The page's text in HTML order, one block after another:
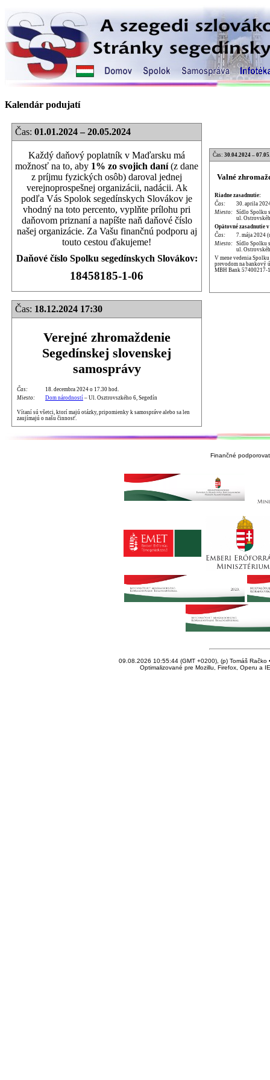
Kalendár podujatí
Čas: 01.01.2024 – 20.05.2024
Každý daňový poplatník v Maďarsku má
možnosť na to, aby 1% zo svojich daní(z dane
z príjmu fyzických osôb) daroval jednej
verejnoprospešnej organizácii, nadácii. Ak
podľa Vás Spolok segedínskych Slovákov je
vhodný na toto percento, vyplňte prílohu pri
daňovom priznaní a napíšte naň daňové číslo
našej organizácie. Za Vašu finančnú podporu aj
touto cestou ďakujeme!
Daňové číslo Spolku segedínskych Slovákov:
18458185-1-06
Čas: 30.04.2024 –
Valné
Riadne zasadnutie:
Čas:
30. aprila
Miesto: Sídlo Spolku
ul.
Opätovné zasadnutie
Čas:
7. mája 2024
Miesto: Sídlo Spolku
ul.
V mene vedenia
prevodom na bankový
MBH Bank 57400217-
Čas: 18.12.2024 17:30
Verejné zhromaždenie
Segedínskej slovenskej
samosprávy
Čas:
18. decembra 2024 o 17.30 hod.
Miesto:
Dom národností – Ul. Osztrovszkého 6, Segedín
Vítaní sú všetci, ktorí majú otázky, pripomienky k samospráve alebo sa len
zaujímajú o našu činnosť.
Finančné
09.08.2026 10:55:44 (GMT +0200), (p) Tomáš Račko
Optimalizované pre Mozillu, Firefox, Operu a